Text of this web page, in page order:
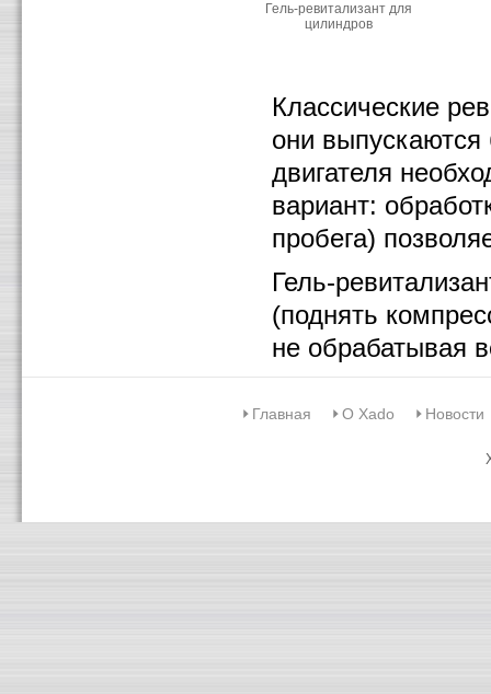
Гель-ревитализант для
цилиндров
Классические
они выпускаются
двигателя
вариант:
пробега)
Гель-
(поднять
не обрабатывая
Главная О Xado Новости